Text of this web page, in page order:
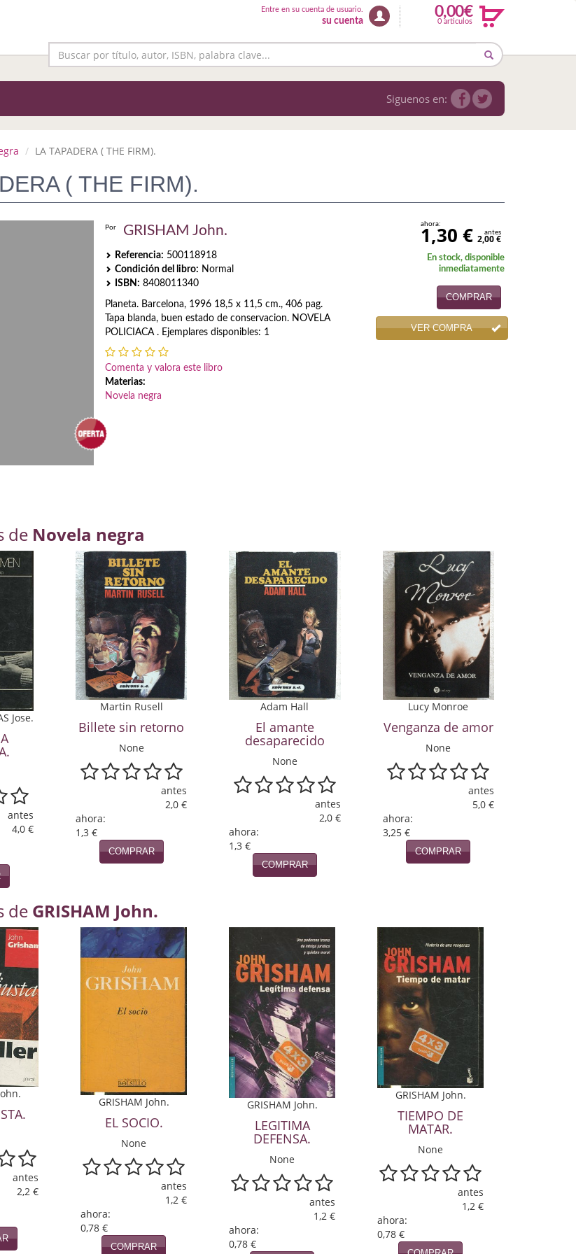
Entre en su cuenta de usuario.
su cuenta
0,00€
0 articulos
Siguenos en:
LA TAPADERA ( THE FIRM).
( THE FIRM).
Por GRISHAM John.
Referencia: 500118918
Condición del libro: Normal
ISBN: 8408011340
Planeta. Barcelona, 1996 18,5 x 11,5 cm., 406 pag.
Tapa blanda, buen estado de conservacion. NOVELA
POLICIACA . Ejemplares disponibles: 1
Comenta y valora este libro
Materias:
Novela negra
ahora:
1,30 € antes
2,00 €
En stock, disponible
inmediatamente
COMPRAR
VER COMPRA
de Novela negra
Jose.
antes
4,0 €
Martin Rusell
Billete sin retorno
None
antes
2,0 €
ahora:
1,3 €
COMPRAR
Adam Hall
El amante
desaparecido
None
antes
2,0 €
ahora:
1,3 €
COMPRAR
Lucy Monroe
Venganza de amor
None
antes
5,0 €
ahora:
3,25 €
COMPRAR
de GRISHAM John.
antes
2,2 €
GRISHAM John.
EL SOCIO.
None
antes
1,2 €
ahora:
0,78 €
COMPRAR
GRISHAM John.
LEGITIMA
DEFENSA.
None
antes
1,2 €
ahora:
0,78 €
GRISHAM John.
TIEMPO DE
MATAR.
None
antes
1,2 €
ahora:
0,78 €